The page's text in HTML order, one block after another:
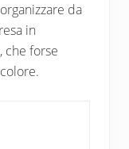
da
in
che forse